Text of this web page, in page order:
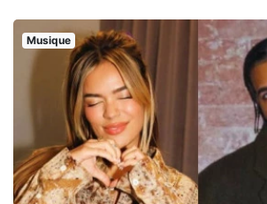
Musique